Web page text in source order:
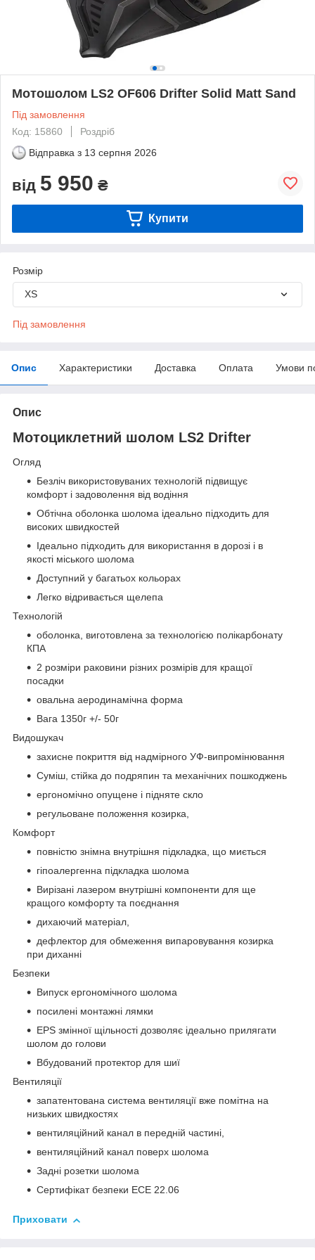
Мотошолом LS2 OF606 Drifter Solid Matt Sand
Під замовлення
Код: 15860
Роздріб
Відправка з 13 серпня 2026
від 5 950 ₴
Купити
Розмір
XS
Під замовлення
Опис Характеристики Доставка Оплата Умови
Опис
Мотоциклетний шолом LS2 Drifter
Огляд
Безліч використовуваних технологій підвищує
комфорт і задоволення від водіння
Обтічна оболонка шолома ідеально підходить для
високих швидкостей
Ідеально підходить для використання в дорозі і в
якості міського шолома
Доступний у багатьох кольорах
Легко відривається щелепа
Технологій
оболонка, виготовлена за технологією полікарбонату
КПА
2 розміри раковини різних розмірів для кращої
посадки
овальна аеродинамічна форма
Вага 1350г +/- 50г
Видошукач
захисне покриття від надмірного УФ-випромінювання
Суміш, стійка до подряпин та механічних пошкоджень
ергономічно опущене і підняте скло
регульоване положення козирка,
Комфорт
повністю знімна внутрішня підкладка, що миється
гіпоалергенна підкладка шолома
Вирізані лазером внутрішні компоненти для ще
кращого комфорту та поєднання
дихаючий матеріал,
дефлектор для обмеження випаровування козирка
при диханні
Безпеки
Випуск ергономічного шолома
посилені монтажні лямки
EPS змінної щільності дозволяє ідеально прилягати
шолом до голови
Вбудований протектор для шиї
Вентиляції
запатентована система вентиляції вже помітна на
низьких швидкостях
вентиляційний канал в передній частині,
вентиляційний канал поверх шолома
Задні розетки шолома
Сертифікат безпеки ECE 22.06
Приховати